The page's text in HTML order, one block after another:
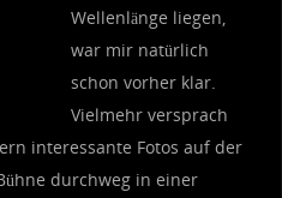
Wellenlänge liegen,
war mir natürlich
schon vorher klar.
Vielmehr versprach
interessante Fotos auf der
durchweg in einer